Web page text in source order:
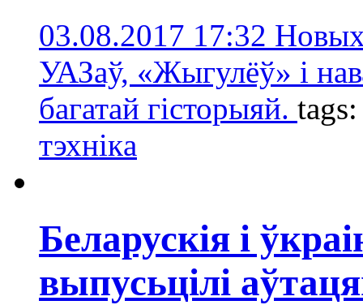
03.08.2017 17:32
УАЗаў, «Жыгулёў» і
багатай гісторыяй.
тэхнікa
Беларускія і
выпусьцілі